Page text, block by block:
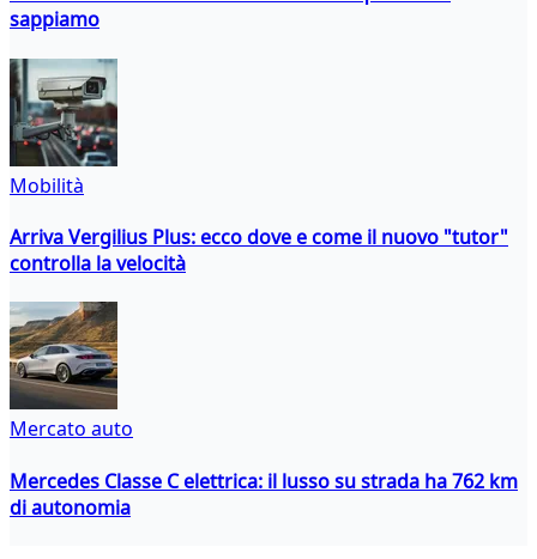
sappiamo
Mobilità
Arriva Vergilius Plus: ecco dove e come il nuovo "tutor"
controlla la velocità
Mercato auto
Mercedes Classe C elettrica: il lusso su strada ha 762 km
di autonomia